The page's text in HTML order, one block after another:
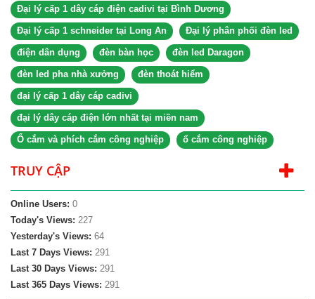
Đại lý cấp 1 dây cáp điện cadivi tại Bình Dương
Đại lý cấp 1 schneider tại Long An Đại lý phân phối đèn led
điện dân dụng đèn bàn học đèn led Daragon
đèn led pha nhà xưởng đèn thoát hiểm
đại lý cấp 1 dây cáp cadivi
đại lý dây cáp điện lớn nhất tại miền nam
Ổ cắm và phích cắm công nghiệp ổ cắm công nghiệp
TRUY CẬP
Online Users: 0
Today's Views: 227
Yesterday's Views: 64
Last 7 Days Views: 291
Last 30 Days Views: 291
Last 365 Days Views: 291